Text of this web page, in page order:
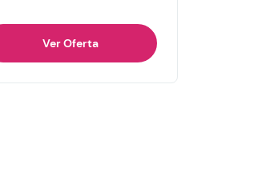
Ver Oferta